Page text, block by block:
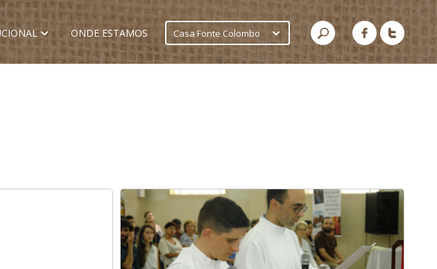
ONDE ESTAMOS Casa Fonte Colombo